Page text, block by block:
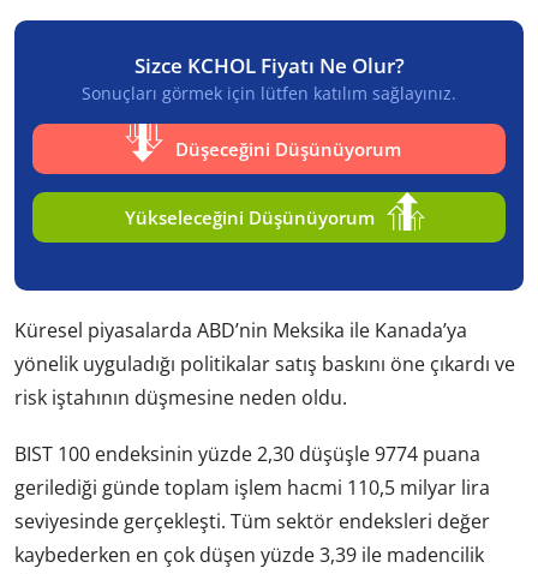
Sizce KCHOL Fiyatı Ne Olur?
Sonuçları görmek için lütfen katılım sağlayınız.
Düşeceğini Düşünüyorum
Yükseleceğini Düşünüyorum
Küresel piyasalarda ABD’nin Meksika ile Kanada’ya
yönelik uyguladığı politikalar satış baskını öne çıkardı ve
risk iştahının düşmesine neden oldu.
BIST 100 endeksinin yüzde 2,30 düşüşle 9774 puana
gerilediği günde toplam işlem hacmi 110,5 milyar lira
seviyesinde gerçekleşti. Tüm sektör endeksleri değer
kaybederken en çok düşen yüzde 3,39 ile madencilik